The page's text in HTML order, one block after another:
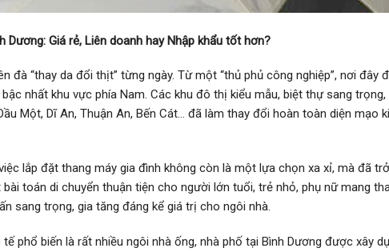
Dương: Giá rẻ, Liên doanh hay Nhập khẩu tốt hơn?
đà “thay da đổi thịt” từng ngày. Từ một “thủ phủ công nghiệp”, nơi
nhất khu vực phía Nam. Các khu đô thị kiểu mẫu, biệt thự sang
Một, Dĩ An, Thuận An, Bến Cát… đã làm thay đổi hoàn toàn diện mạo
lắp đặt thang máy gia đình không còn là một lựa chọn xa xỉ, mà đã
toán di chuyển thuận tiện cho người lớn tuổi, trẻ nhỏ, phụ nữ mang
sang trọng, gia tăng đáng kể giá trị cho ngôi nhà.
phổ biến là rất nhiều ngôi nhà ống, nhà phố tại Bình Dương được xây